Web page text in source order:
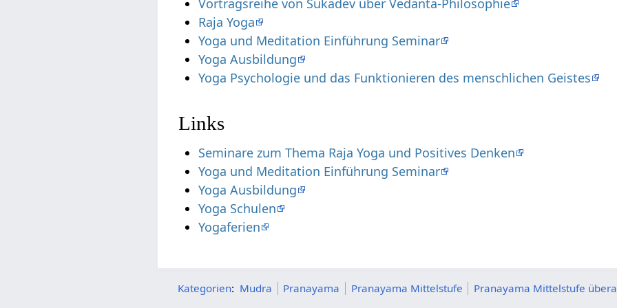
Raja Yoga
Yoga und Meditation Einführung Seminar
Yoga Ausbildung
Yoga Psychologie und das Funktionieren des menschlichen Geistes
Links
Seminare zum Thema Raja Yoga und Positives Denken
Yoga und Meditation Einführung Seminar
Yoga Ausbildung
Yoga Schulen
Yogaferien
Kategorien: Mudra Pranayama Pranayama Mittelstufe Pranayama Mittelstufe